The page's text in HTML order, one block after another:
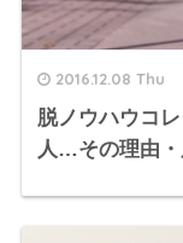
2016.12.08 Thu
脱ノウハウコ
人…その理由